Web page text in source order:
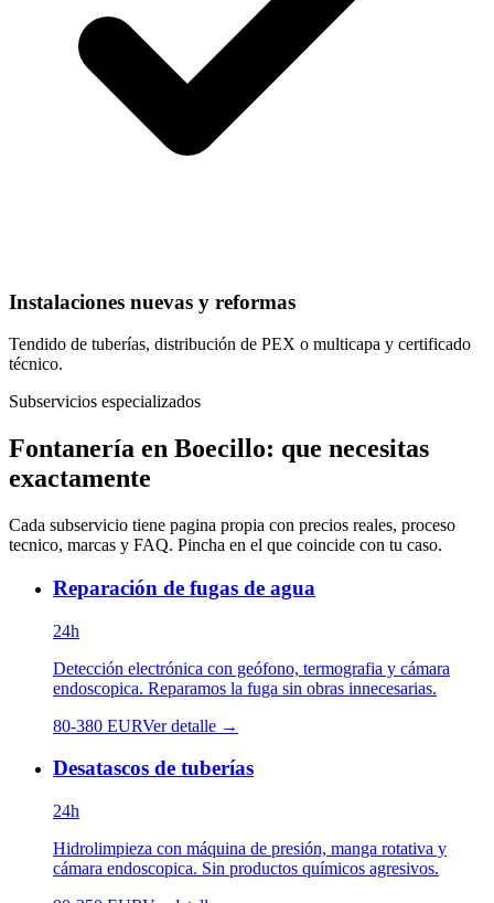
Instalaciones nuevas y reformas
Tendido de tuberías, distribución de PEX o multicapa y certificado
técnico.
Subservicios especializados
Fontanería en Boecillo: que necesitas
exactamente
Cada subservicio tiene pagina propia con precios reales, proceso
tecnico, marcas y FAQ. Pincha en el que coincide con tu caso.
Reparación de fugas de agua
24h
Detección electrónica con geófono, termografia y cámara
endoscopica. Reparamos la fuga sin obras innecesarias.
80-380 EURVer detalle →
Desatascos de tuberías
24h
Hidrolimpieza con máquina de presión, manga rotativa y
cámara endoscopica. Sin productos químicos agresivos.